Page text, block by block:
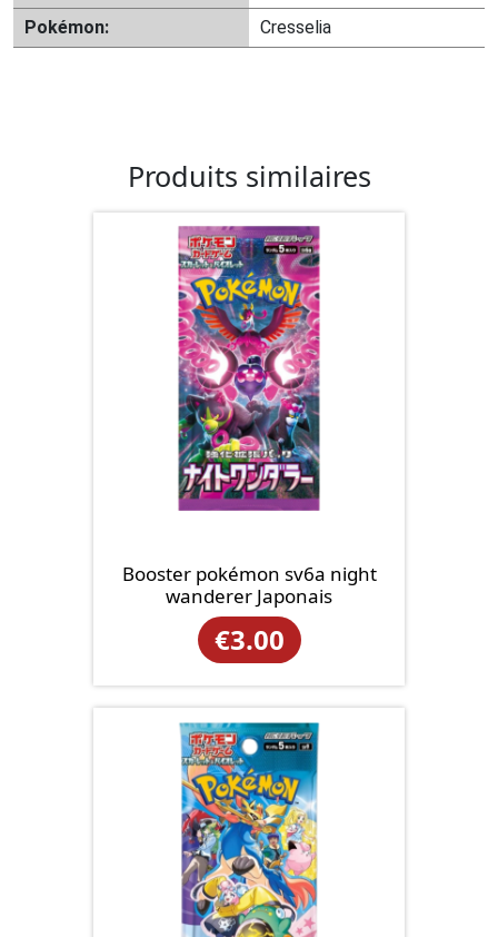
Pokémon:
Cresselia
Produits similaires
Booster pokémon sv6a night
wanderer Japonais
€3.00